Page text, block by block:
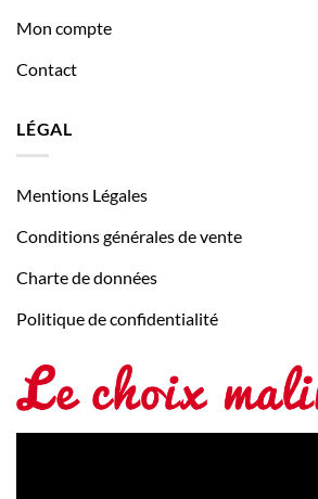
Mon compte
Contact
LÉGAL
Mentions Légales
Conditions générales de vente
Charte de données
Politique de confidentialité